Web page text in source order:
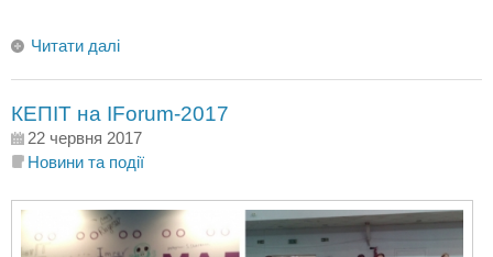
Читати далі
КЕПІТ на IForum-2017
22 червня 2017
Новини та події